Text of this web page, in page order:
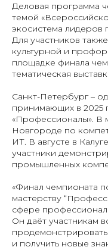
Деловая программа
темой
экосистема лидеров
Для участников
культурной и
площадке финала
тематическая
Санкт-Петербург –
принимающих в 2025
«Профессионалы». В
Новгороде по
ИТ. В августе в
участники
промышленных
«Финал чемпионата
мастерству
сфере
Он даёт участникам
и получить новые